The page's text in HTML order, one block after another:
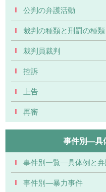
公判の弁護活動
裁判の種類と刑罰の種類
裁判員裁判
控訴
上告
再審
事件別―具
事件別一覧―具体例と
事件別―暴力事件